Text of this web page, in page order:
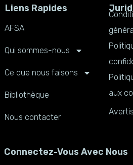
Liens Rapides
AFSA
Qui sommes-nous
Ce que nous faisons
Bibliothèque
Nous contacter
aux
Connectez-Vous Avec Nous